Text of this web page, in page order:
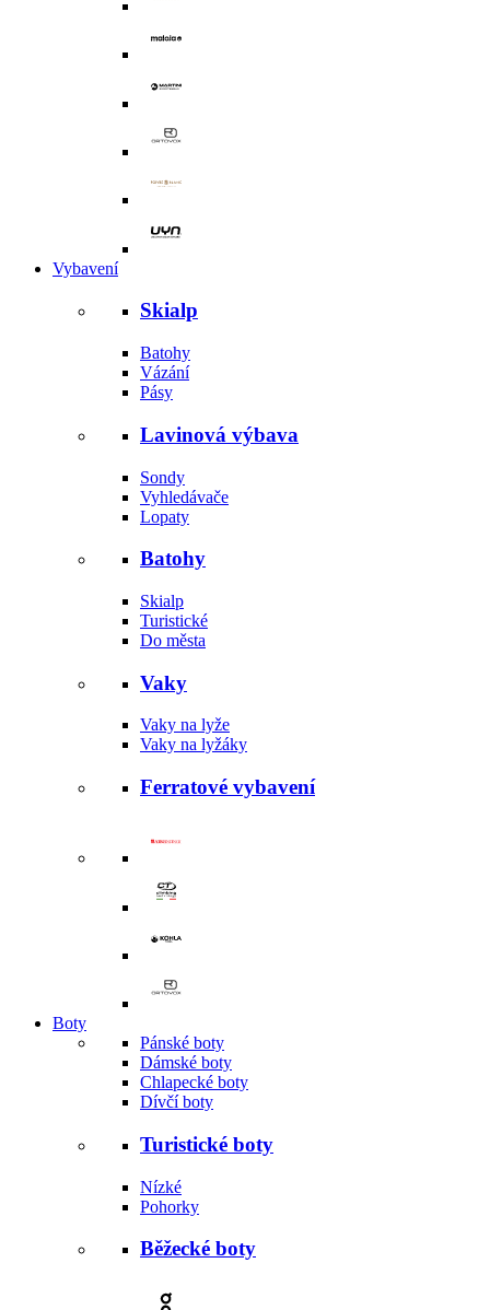
Vybavení
Skialp
Batohy
Vázání
Pásy
Lavinová výbava
Sondy
Vyhledávače
Lopaty
Batohy
Skialp
Turistické
Do města
Vaky
Vaky na lyže
Vaky na lyžáky
Ferratové vybavení
Boty
Pánské boty
Dámské boty
Chlapecké boty
Dívčí boty
Turistické boty
Nízké
Pohorky
Běžecké boty